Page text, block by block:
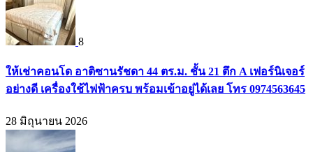
8
ให้เช่าคอนโด อาติซานรัชดา 44 ตร.ม. ชั้น 21 ตึก A เฟอร์นิเจอร์
อย่างดี เครื่องใช้ไฟฟ้าครบ พร้อมเข้าอยู่ได้เลย โทร 0974563645
28 มิถุนายน 2026